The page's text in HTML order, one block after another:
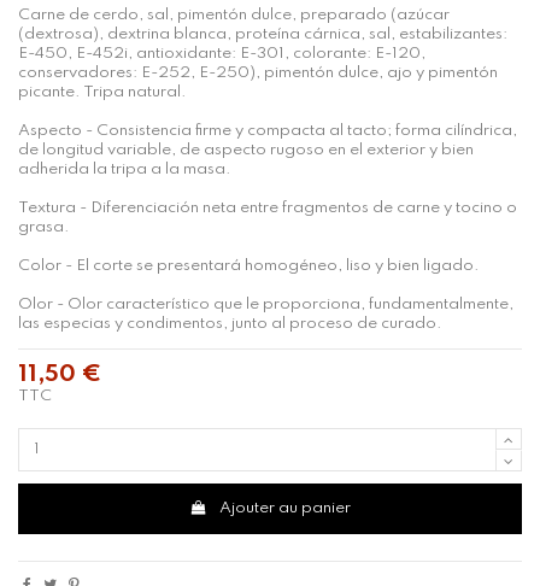
Carne de cerdo, sal, pimentón dulce, preparado (azúcar
(dextrosa), dextrina blanca, proteína cárnica, sal, estabilizantes:
E-450, E-452i, antioxidante: E-301, colorante: E-120,
conservadores: E-252, E-250), pimentón dulce, ajo y pimentón
picante. Tripa natural.
Aspecto - Consistencia firme y compacta al tacto; forma cilíndrica,
de longitud variable, de aspecto rugoso en el exterior y bien
adherida la tripa a la masa.
Textura - Diferenciación neta entre fragmentos de carne y tocino o
grasa.
Color - El corte se presentará homogéneo, liso y bien ligado.
Olor - Olor característico que le proporciona, fundamentalmente,
las especias y condimentos, junto al proceso de curado.
11,50 €
TTC
Ajouter au panier